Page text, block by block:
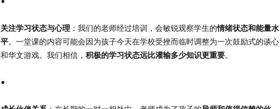
关注学习状态与心理 ：我们的老师经过培训，会敏锐观察学生的情绪状态和能量水
平。一堂课的内容可能会因为孩子今天在学校受挫而临时调整为一次鼓励式的谈心
和华文游戏。我们相信，积极的学习状态远比灌输多少知识更重要。